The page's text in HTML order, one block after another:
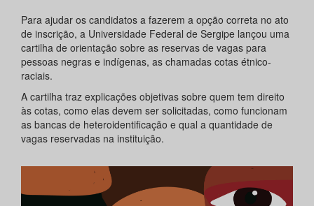
Para ajudar os candidatos a fazerem a opção correta no ato
de inscrição, a Universidade Federal de Sergipe lançou uma
cartilha de orientação sobre as reservas de vagas para
pessoas negras e indígenas, as chamadas cotas étnico-
raciais.
A cartilha traz explicações objetivas sobre quem tem direito
às cotas, como elas devem ser solicitadas, como funcionam
as bancas de heteroidentificação e qual a quantidade de
vagas reservadas na instituição.